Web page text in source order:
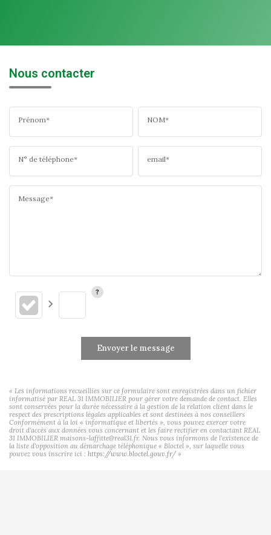
Nous contacter
Prénom* NOM*
N° de téléphone* email*
Message*
Envoyer le message
« Les informations recueillies sur ce formulaire sont enregistrées dans un fichier
informatisé par REAL 31 IMMOBILIER pour gérer votre demande de contact. Elles
sont conservées pour la durée nécessaire à la gestion de la relation client dans le
respect des prescriptions légales applicables et sont destinées à nos conseillers
Conformément à la loi « informatique et libertés », vous pouvez exercer votre
droit d'accès aux données vous concernant et les faire rectifier en contactant REAL
31 IMMOBILIER maisons-laffitte@real31.fr. Nous vous informons de l'existence de
la liste d'opposition au démarchage téléphonique « Bloctel », sur laquelle vous
pouvez vous inscrire ici : https://www.bloctel.gouv.fr/ »